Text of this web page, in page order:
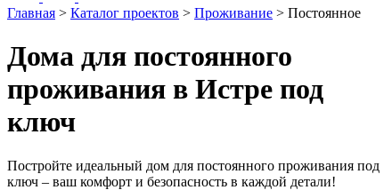
Главная > Каталог проектов > Проживание > Постоянное
Дома для постоянного
проживания в Истре под
ключ
Постройте идеальный дом для постоянного проживания под
ключ – ваш комфорт и безопасность в каждой детали!